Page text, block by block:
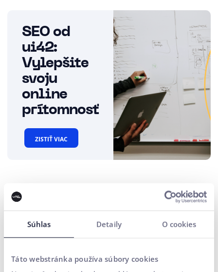
Súhlas Detaily O cookies
Táto webstránka používa súbory cookies
SEO od
ui42:
Vylepšite
svoju
online
prítomnosť
ZISTIŤ VIAC
Prečo sa vaša stránka nemusí
indexovať?
Existuje niekoľko dôvodov, prečo sa vaša webová stránka
nemusí správne indexovať:
Súbor robots.txt:Tento súbor hovorí crawlerom, ktoré
časti vášho webu môžu a ktoré nemôžu prehľadávať. Ak